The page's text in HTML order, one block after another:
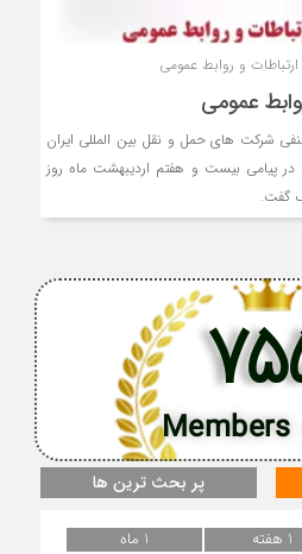
و روابط عمومی
عمومی
شرکت های حمل و نقل بین المللی ایران
، در پیامی بیست و هفتم اردیبهشت ماه روز
گفت.
پر بحث ترین ها
1 هفته
1 ماه